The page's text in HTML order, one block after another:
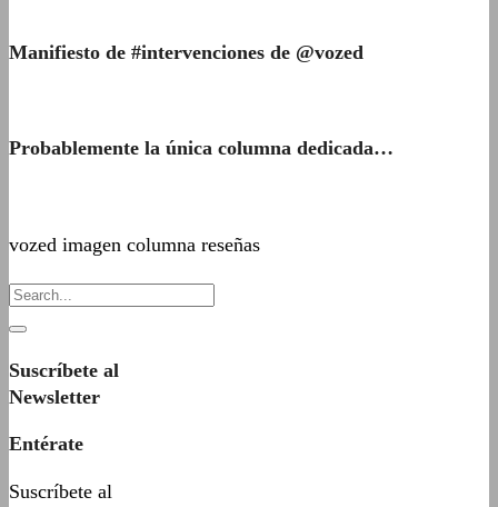
Manifiesto de #intervenciones de @vozed
Probablemente la única columna dedicada…
vozed imagen columna reseñas
Suscríbete al
Newsletter
Entérate
Suscríbete al